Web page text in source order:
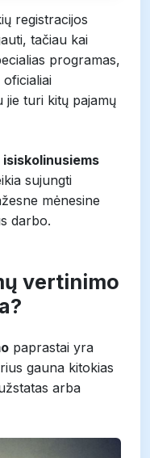
registracijos
tačiau kai
programas,
jie turi kitų pajamų
sujungti
mėnesine
darbo.
vertinimo
paprastai yra
gauna kitokias
arba